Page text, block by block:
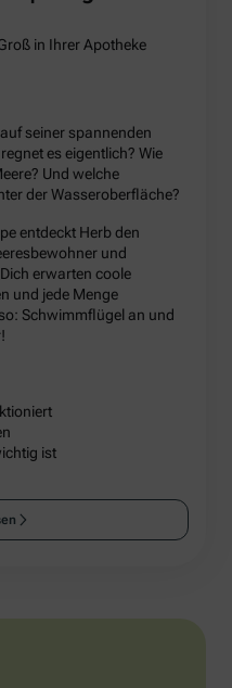
in Ihrer Apotheke
seiner spannenden
es eigentlich? Wie
Und welche
der Wasseroberfläche?
entdeckt Herb den
und
erwarten coole
und jede Menge
Schwimmflügel an und
ist